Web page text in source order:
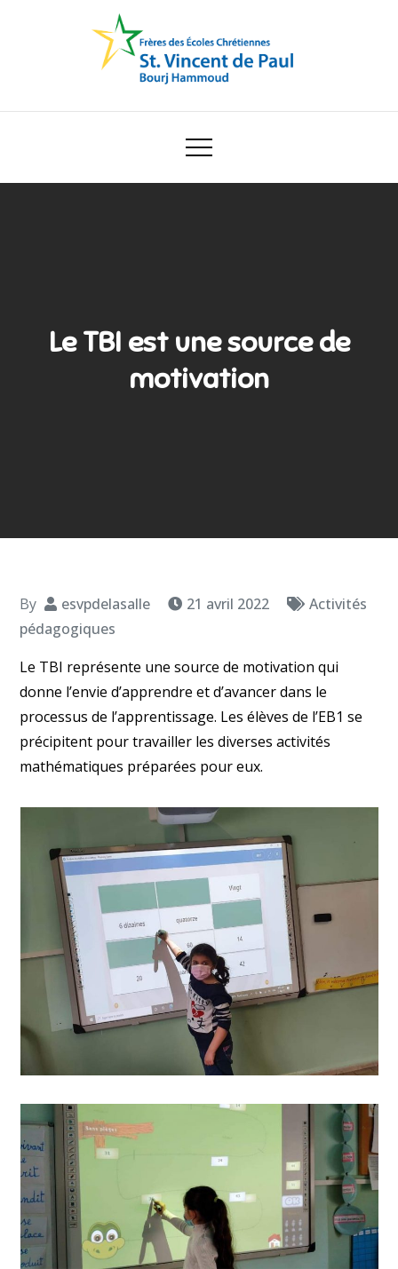
Ecole Saint Vincent de Paul
Le TBI est une source de
motivation
By esvpdelasalle 21 avril 2022
Activités
pédagogiques
Le TBI représente une source de motivation qui
donne l’envie d’apprendre et d’avancer dans le
processus de l’apprentissage. Les élèves de l’EB1 se
précipitent pour travailler les diverses activités
mathématiques préparées pour eux.